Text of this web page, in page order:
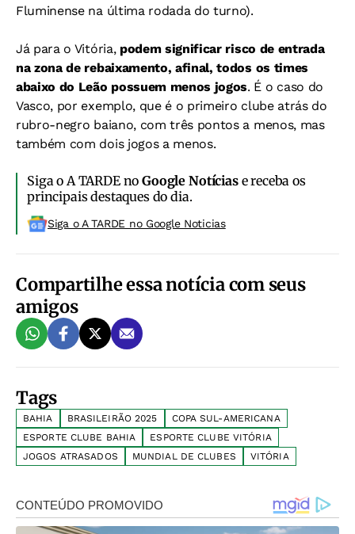
Fluminense na última rodada do turno).
Já para o Vitória, podem significar risco de entrada
na zona de rebaixamento, afinal, todos os times
abaixo do Leão possuem menos jogos. É o caso do
Vasco, por exemplo, que é o primeiro clube atrás do
rubro-negro baiano, com três pontos a menos, mas
também com dois jogos a menos.
Siga o A TARDE noGoogle Notíciase receba os
principais destaques do dia.
Siga o A TARDE no Google Noticias
Compartilhe essa notícia com seus
amigos
Tags
BAHIA BRASILEIRÃO 2025
COPA SUL-AMERICANA
ESPORTE CLUBE BAHIA
ESPORTE CLUBE VITÓRIA
JOGOS ATRASADOS
MUNDIAL DE CLUBES VITÓRIA